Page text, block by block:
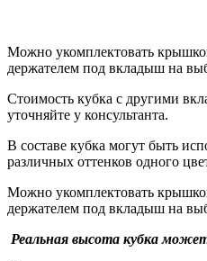
Можно укомплектовать
держателем под вкладыш на
Стоимость кубка с другими
уточняйте у консультанта.
В составе кубка могут быть
различных оттенков одного
Можно укомплектовать
держателем под вкладыш на
Реальная высота кубка